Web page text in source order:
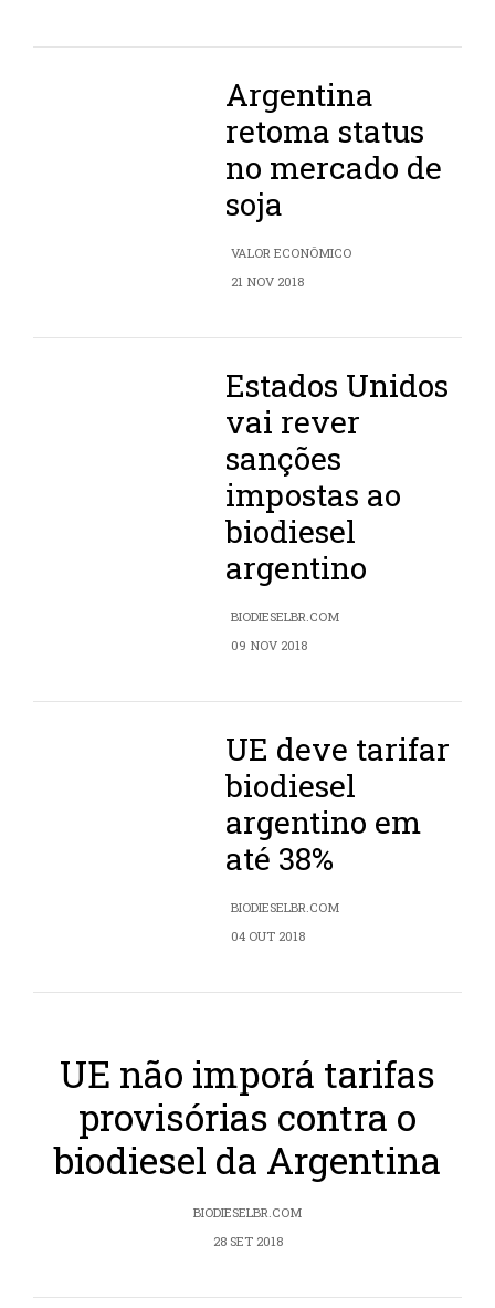
Argentina
retoma status
no mercado de
soja
VALOR ECONÔMICO
21 NOV 2018
Estados Unidos
vai rever
sanções
impostas ao
biodiesel
argentino
BIODIESELBR.COM
09 NOV 2018
UE deve tarifar
biodiesel
argentino em
até 38%
BIODIESELBR.COM
04 OUT 2018
UE não imporá tarifas
provisórias contra o
biodiesel da Argentina
BIODIESELBR.COM
28 SET 2018